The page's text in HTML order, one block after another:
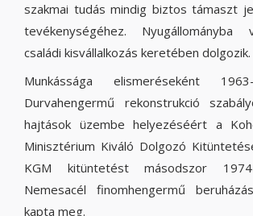
szakmai tudás mindig biztos támaszt
tevékenységéhez. Nyugállományba
családi kisvállalkozás keretében dolgozik.
Munkássága elismeréseként
Durvahengermű rekonstrukció
hajtások üzembe helyezéséért a
Minisztérium Kiváló Dolgozó
KGM kitüntetést másodszor
Nemesacél finomhengermű
kapta meg.